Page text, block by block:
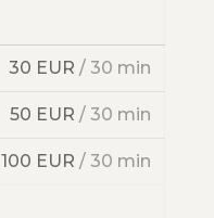
30 EUR / 30 min
50 EUR / 30 min
100 EUR / 30 min